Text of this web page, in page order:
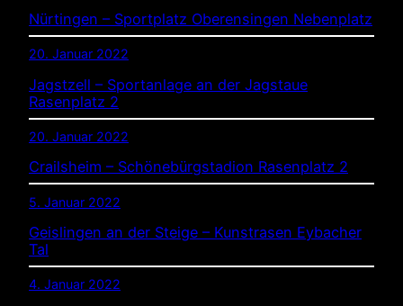
Nürtingen – Sportplatz Oberensingen Nebenplatz
20. Januar 2022
Jagstzell – Sportanlage an der Jagstaue
Rasenplatz 2
20. Januar 2022
Crailsheim – Schönebürgstadion Rasenplatz 2
5. Januar 2022
Geislingen an der Steige – Kunstrasen Eybacher
Tal
4. Januar 2022